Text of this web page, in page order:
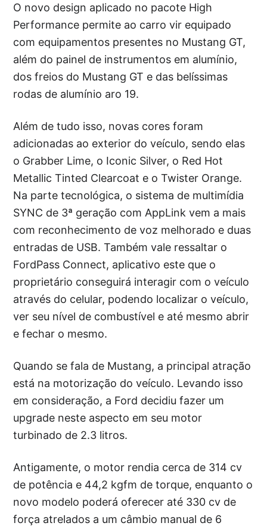
O novo design aplicado no pacote High
Performance permite ao carro vir equipado
com equipamentos presentes no Mustang GT,
além do painel de instrumentos em alumínio,
dos freios do Mustang GT e das belíssimas
rodas de alumínio aro 19.
Além de tudo isso, novas cores foram
adicionadas ao exterior do veículo, sendo elas
o Grabber Lime, o Iconic Silver, o Red Hot
Metallic Tinted Clearcoat e o Twister Orange.
Na parte tecnológica, o sistema de multimídia
SYNC de 3ª geração com AppLink vem a mais
com reconhecimento de voz melhorado e duas
entradas de USB. Também vale ressaltar o
FordPass Connect, aplicativo este que o
proprietário conseguirá interagir com o veículo
através do celular, podendo localizar o veículo,
ver seu nível de combustível e até mesmo abrir
e fechar o mesmo.
Quando se fala de Mustang, a principal atração
está na motorização do veículo. Levando isso
em consideração, a Ford decidiu fazer um
upgrade neste aspecto em seu motor
turbinado de 2.3 litros.
Antigamente, o motor rendia cerca de 314 cv
de potência e 44,2 kgfm de torque, enquanto o
novo modelo poderá oferecer até 330 cv de
força atrelados a um câmbio manual de 6